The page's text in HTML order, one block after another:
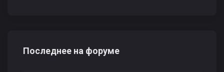
Последнее на форуме